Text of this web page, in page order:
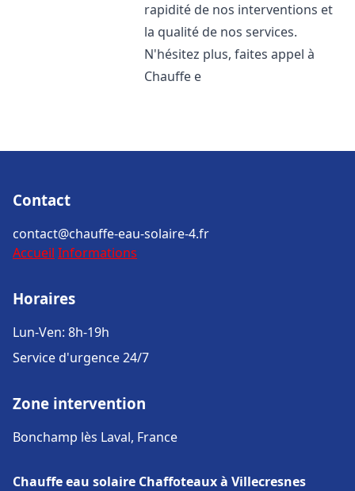
rapidité de nos interventions et
la qualité de nos services.
N'hésitez plus, faites appel à
Chauffe e
Contact
contact@chauffe-eau-solaire-4.fr
Accueil Informations
Horaires
Lun-Ven: 8h-19h
Service d'urgence 24/7
Zone intervention
Bonchamp lès Laval, France
Chauffe eau solaire Chaffoteaux à Villecresnes